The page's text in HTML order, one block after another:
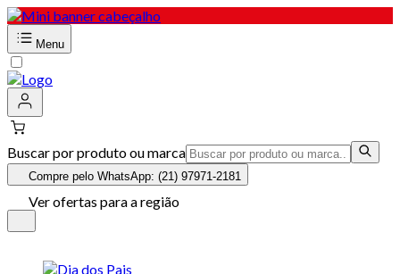
Menu
Buscar por produto ou marca
Compre pelo WhatsApp: (21) 97971-2181
Ver ofertas para a região